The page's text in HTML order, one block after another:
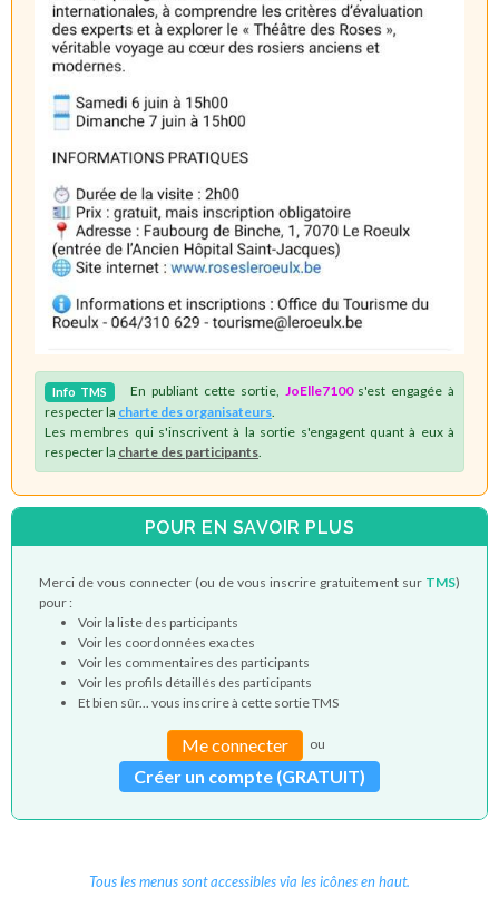
Info TMS En publiant cette sortie, JoElle7100s'est engagée à
respecter la charte des organisateurs.
Les membres qui s'inscrivent à la sortie s'engagent quant à eux à
respecter la charte des participants.
POUR EN SAVOIR PLUS
Merci de vous connecter (ou de vous inscrire gratuitement sur TMS)
pour :
Voir la liste des participants
Voir les coordonnées exactes
Voir les commentaires des participants
Voir les profils détaillés des participants
Et bien sûr... vous inscrire à cette sortie TMS
Me connecter ou
Créer un compte (GRATUIT)
Tous les menus sont accessibles via les icônes en haut.